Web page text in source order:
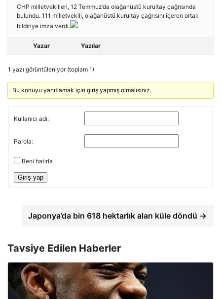
CHP milletvekilleri, 12 Temmuz’da olağanüstü kurultay çağrısında
bulundu. 111 milletvekili, olağanüstü kurultay çağrısını içeren ortak
bildiriye imza verdi.
Yazar Yazılar
1 yazı görüntüleniyor (toplam 1)
Bu konuyu yanıtlamak için giriş yapmış olmalısınız.
Kullanıcı adı:
Parola:
Beni hatırla
Giriş yap
Japonya’da bin 618 hektarlık alan küle döndü →
Tavsiye Edilen Haberler